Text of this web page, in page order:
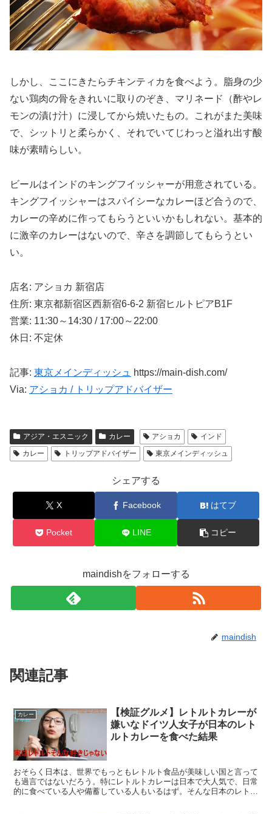
しかし、ここにきたらチキンティカを食べよう。脂身の少
ない鶏肉の骨をきれいに取りのぞき、マリネード（酢やレ
モンの漬け汁）に浸してから焼いたもの。これがまた美味
で、シットリと柔らかく、それでいてじわっと溢れ出す酸
味が素晴らしい。
ビールはインドのキングフイッシャーが用意されている。
キングフイッシャーはスパイシーなカレーほど合うので、
カレーの辛めに作ってもらうといいかもしれない。基本的
に激辛のカレーはないので、辛さを調節してもらうとい
い。
店名: アショカ 新宿店
住所: 東京都新宿区西新宿6-6-2 新宿ヒルトピアB1F
営業: 11:30～14:30 / 17:00～22:00
休日: 不定休
記事: 東京メインディッシュ
https://main-dish.com/
Via: アショカ / トリップアドバイザー
アジア・エスニック カレー アショカ
インド
カレー
トリップアドバイザー 東京メインディッシュ
シェアする
X Facebook はてブ
Pocket LINE コピー
maindishをフォローする
maindish
関連記事
カレー
【検証グルメ】レトルトカレーが
嫌いなドイツ人女子が日本のレト
ルトカレーを食べた結果
おそらく日本は、世界でもっともレトルト食品が美味しい国と言って
も過言ではないだろう。特にレトルトカレーは日本で大人気で、日常
的に食べている人や備蓄している人もいるはず。そんな日本のレトル